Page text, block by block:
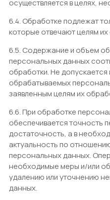
осуществляется в целях,
6.4. Обработке подлежат
которые отвечают целям их
6.5. Содержание и объем
персональных данных
обработки. Не
обрабатываемых
заявленным целям их
6.6. При обработке
обеспечивается точность
достаточность, а в
актуальность по
персональных данных.
необходимые меры и/или
удалению или уточнению
данных.